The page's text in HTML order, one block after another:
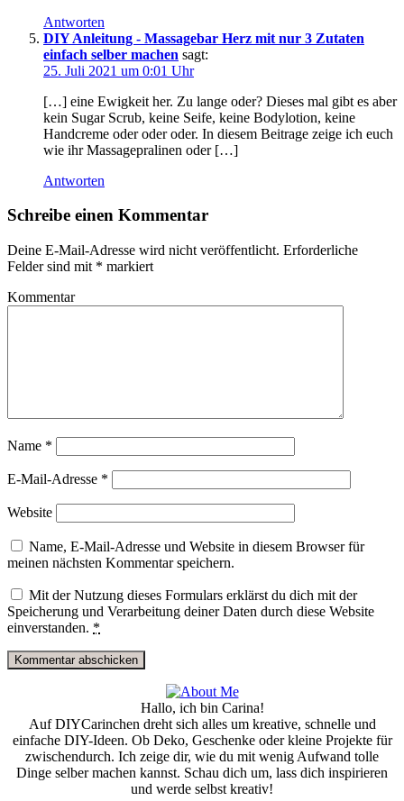
Antworten
DIY Anleitung - Massagebar Herz mit nur 3 Zutaten
einfach selber machen sagt:
25. Juli 2021 um 0:01 Uhr
[…] eine Ewigkeit her. Zu lange oder? Dieses mal gibt es aber
kein Sugar Scrub, keine Seife, keine Bodylotion, keine
Handcreme oder oder oder. In diesem Beitrage zeige ich euch
wie ihr Massagepralinen oder […]
Antworten
Schreibe einen Kommentar
Deine E-Mail-Adresse wird nicht veröffentlicht. Erforderliche
Felder sind mit * markiert
Kommentar
Name *
E-Mail-Adresse *
Website
Name, E-Mail-Adresse und Website in diesem Browser für
meinen nächsten Kommentar speichern.
Mit der Nutzung dieses Formulars erklärst du dich mit der
Speicherung und Verarbeitung deiner Daten durch diese Website
einverstanden. *
Hallo, ich bin Carina!
Auf DIYCarinchen dreht sich alles um kreative, schnelle und
einfache DIY-Ideen. Ob Deko, Geschenke oder kleine Projekte für
zwischendurch. Ich zeige dir, wie du mit wenig Aufwand tolle
Dinge selber machen kannst. Schau dich um, lass dich inspirieren
und werde selbst kreativ!